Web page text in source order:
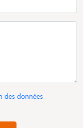
des données